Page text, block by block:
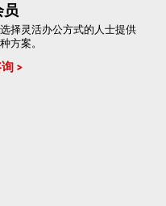
员
择灵活办公方式的人士提供
方案。